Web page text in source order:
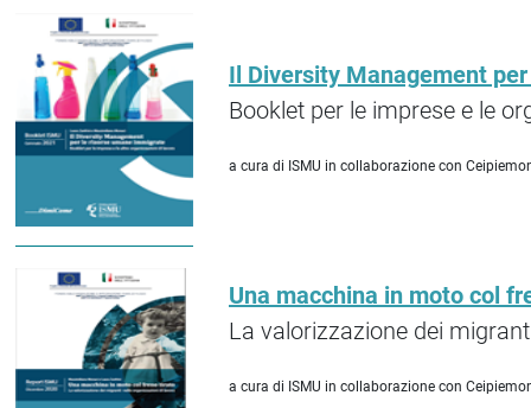
Il Diversity Management
Booklet per le imprese e le
a cura di ISMU in collaborazione con
Una macchina in moto col
La valorizzazione dei
a cura di ISMU in collaborazione con